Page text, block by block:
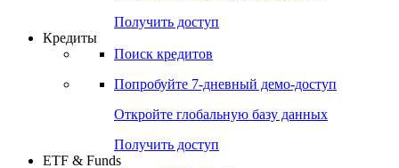
Получить доступ
Кредиты
Поиск кредитов
Попробуйте 7-дневный демо-доступ
Откройте глобальную базу данных
Получить доступ
ETF & Funds